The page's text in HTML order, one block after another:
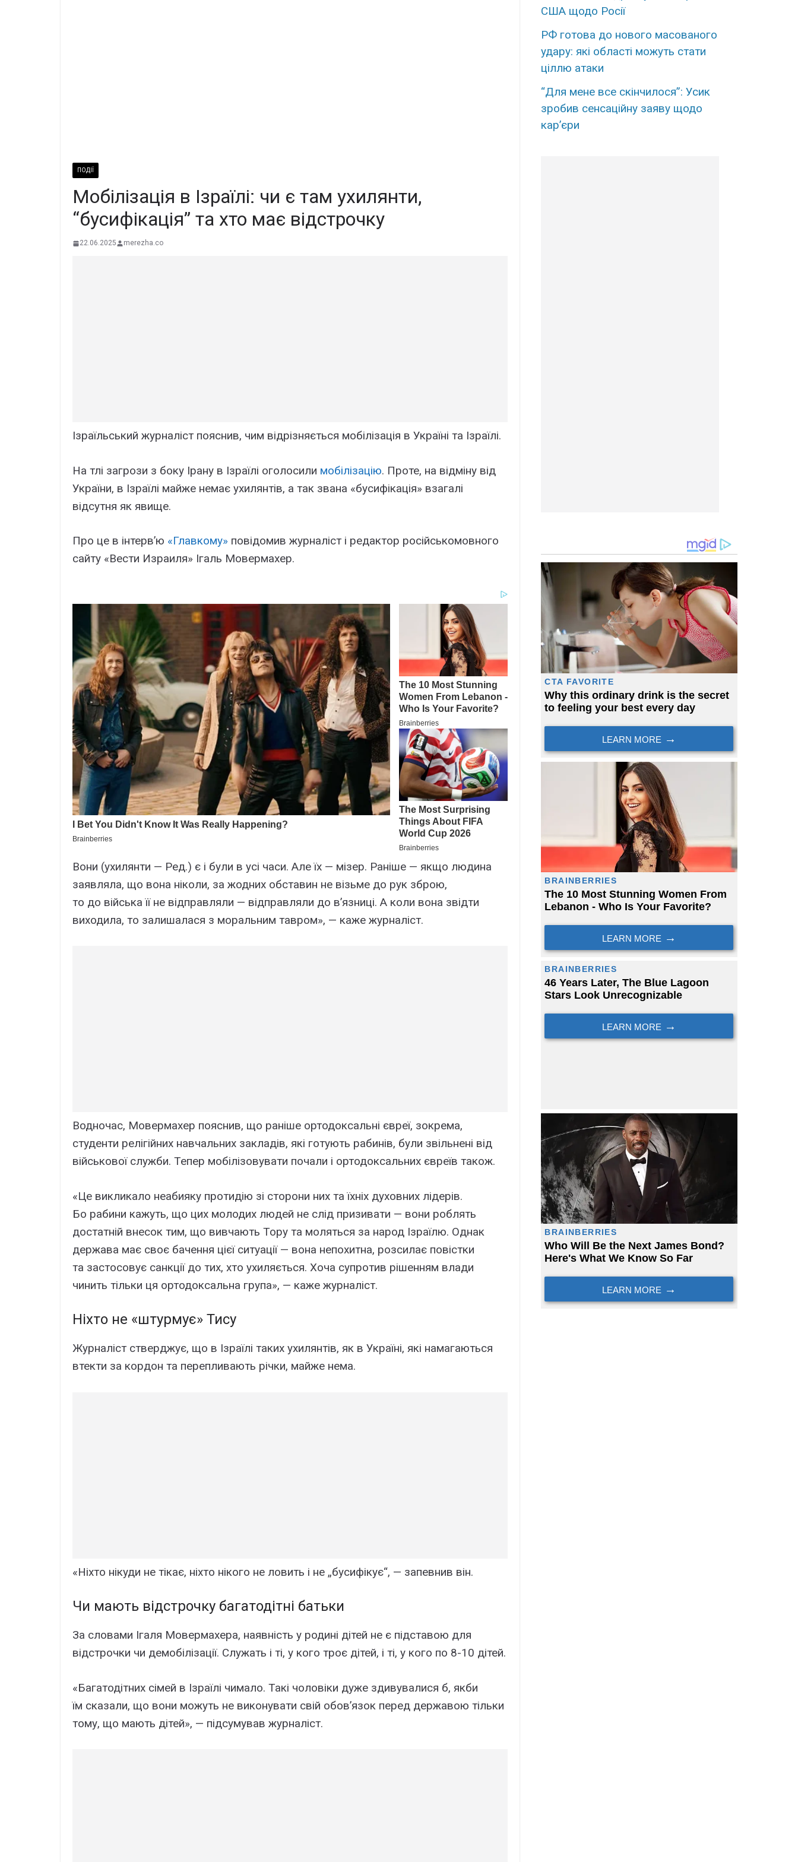
ПОДІЇ
Мобілізація в Ізраїлі: чи є там ухилянти,
“бусифікація” та хто має відстрочку
22.06.2025 merezha.co
Ізраїльський журналіст пояснив, чим відрізняється мобілізація в Україні та Ізраїлі.
На тлі загрози з боку Ірану в Ізраїлі оголосили мобілізацію. Проте, на відміну від
України, в Ізраїлі майже немає ухилянтів, а так звана «бусифікація» взагалі
відсутня як явище.
Про це в інтерв’ю «Главкому» повідомив журналіст і редактор російськомовного
сайту «Вести Израиля» Ігаль Мовермахер.
Вони (ухилянти — Ред.) є і були в усі часи. Але їх — мізер. Раніше — якщо людина
заявляла, що вона ніколи, за жодних обставин не візьме до рук зброю,
то до війська її не відправляли — відправляли до в’язниці. А коли вона звідти
виходила, то залишалася з моральним тавром», — каже журналіст.
Водночас, Мовермахер пояснив, що раніше ортодоксальні євреї, зокрема,
студенти релігійних навчальних закладів, які готують рабинів, були звільнені від
військової служби. Тепер мобілізовувати почали і ортодоксальних євреїв також.
«Це викликало неабияку протидію зі сторони них та їхніх духовних лідерів.
Бо рабини кажуть, що цих молодих людей не слід призивати — вони роблять
достатній внесок тим, що вивчають Тору та моляться за народ Ізраїлю. Однак
держава має своє бачення цієї ситуації — вона непохитна, розсилає повістки
та застосовує санкції до тих, хто ухиляється. Хоча супротив рішенням влади
чинить тільки ця ортодоксальна група», — каже журналіст.
Ніхто не «штурмує» Тису
Журналіст стверджує, що в Ізраїлі таких ухилянтів, як в Україні, які намагаються
втекти за кордон та перепливають річки, майже нема.
«Ніхто нікуди не тікає, ніхто нікого не ловить і не „бусифікує“, — запевнив він.
Чи мають відстрочку багатодітні батьки
За словами Ігаля Мовермахера, наявність у родині дітей не є підставою для
відстрочки чи демобілізації. Служать і ті, у кого троє дітей, і ті, у кого по 8-10 дітей.
«Багатодітних сімей в Ізраїлі чимало. Такі чоловіки дуже здивувалися б, якби
їм сказали, що вони можуть не виконувати свій обов’язок перед державою тільки
тому, що мають дітей», — підсумував журналіст.
США щодо Росії
РФ готова до нового масованого
удару: які області можуть стати
ціллю атаки
“Для мене все скінчилося”: Усик
зробив сенсаційну заяву щодо
кар’єри